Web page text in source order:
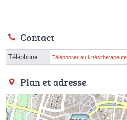
Contact
Téléphone Téléphoner au kinésithérapeute
Plan et adresse